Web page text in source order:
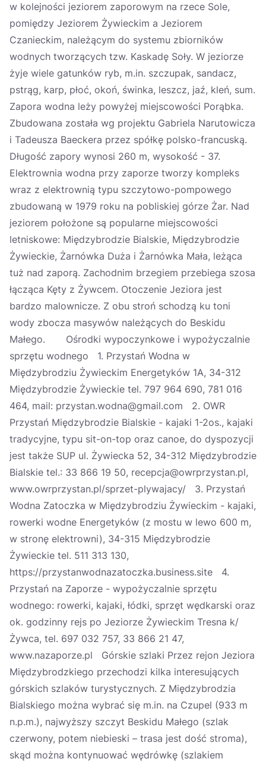
w kolejności jeziorem zaporowym na rzece Sole,
pomiędzy Jeziorem Żywieckim a Jeziorem
Czanieckim, należącym do systemu zbiorników
wodnych tworzących tzw. Kaskadę Soły. W jeziorze
żyje wiele gatunków ryb, m.in. szczupak, sandacz,
pstrąg, karp, płoć, okoń, świnka, leszcz, jaź, kleń, sum.
Zapora wodna leży powyżej miejscowości Porąbka.
Zbudowana została wg projektu Gabriela Narutowicza
i Tadeusza Baeckera przez spółkę polsko-francuską.
Długość zapory wynosi 260 m, wysokość - 37.
Elektrownia wodna przy zaporze tworzy kompleks
wraz z elektrownią typu szczytowo-pompowego
zbudowaną w 1979 roku na pobliskiej górze Żar. Nad
jeziorem położone są popularne miejscowości
letniskowe: Międzybrodzie Bialskie, Międzybrodzie
Żywieckie, Żarnówka Duża i Żarnówka Mała, leżąca
tuż nad zaporą. Zachodnim brzegiem przebiega szosa
łącząca Kęty z Żywcem. Otoczenie Jeziora jest
bardzo malownicze. Z obu stroń schodzą ku toni
wody zbocza masywów należących do Beskidu
Małego. Ośrodki wypoczynkowe i wypożyczalnie
sprzętu wodnego 1. Przystań Wodna w
Międzybrodziu Żywieckim Energetyków 1A, 34-312
Międzybrodzie Żywieckie tel. 797 964 690, 781 016
464, mail: przystan.wodna@gmail.com 2. OWR
Przystań Międzybrodzie Bialskie - kajaki 1-2os., kajaki
tradycyjne, typu sit-on-top oraz canoe, do dyspozycji
jest także SUP ul. Żywiecka 52, 34-312 Międzybrodzie
Bialskie tel.: 33 866 19 50, recepcja@owrprzystan.pl,
www.owrprzystan.pl/sprzet-plywajacy/ 3. Przystań
Wodna Zatoczka w Międzybrodziu Żywieckim - kajaki,
rowerki wodne Energetyków (z mostu w lewo 600 m,
w stronę elektrowni), 34-315 Międzybrodzie
Żywieckie tel. 511 313 130,
https://przystanwodnazatoczka.business.site 4.
Przystań na Zaporze - wypożyczalnie sprzętu
wodnego: rowerki, kajaki, łódki, sprzęt wędkarski oraz
ok. godzinny rejs po Jeziorze Żywieckim Tresna k/
Żywca, tel. 697 032 757, 33 866 21 47,
www.nazaporze.pl Górskie szlaki Przez rejon Jeziora
Międzybrodzkiego przechodzi kilka interesujących
górskich szlaków turystycznych. Z Międzybrodzia
Bialskiego można wybrać się m.in. na Czupel (933 m
n.p.m.), najwyższy szczyt Beskidu Małego (szlak
czerwony, potem niebieski – trasa jest dość stroma),
skąd można kontynuować wędrówkę (szlakiem